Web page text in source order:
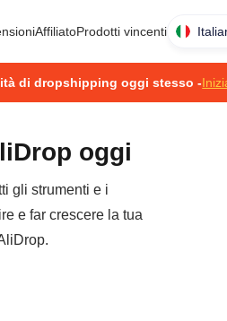
AffiliatoProdotti vincenti
di dropshipping oggi stesso -
oggi
gli strumenti e i
e far crescere la tua